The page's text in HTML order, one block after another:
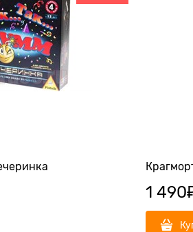
1 490